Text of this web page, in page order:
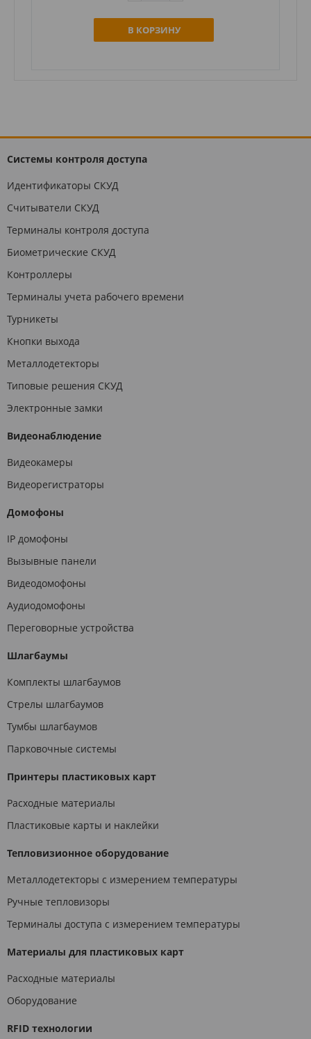
В КОРЗИНУ
Системы контроля доступа
Идентификаторы СКУД
Считыватели СКУД
Терминалы контроля доступа
Биометрические СКУД
Контроллеры
Терминалы учета рабочего времени
Турникеты
Кнопки выхода
Металлодетекторы
Типовые решения СКУД
Электронные замки
Видеонаблюдение
Видеокамеры
Видеорегистраторы
Домофоны
IP домофоны
Вызывные панели
Видеодомофоны
Аудиодомофоны
Переговорные устройства
Шлагбаумы
Комплекты шлагбаумов
Стрелы шлагбаумов
Тумбы шлагбаумов
Парковочные системы
Принтеры пластиковых карт
Расходные материалы
Пластиковые карты и наклейки
Тепловизионное оборудование
Металлодетекторы с измерением температуры
Ручные тепловизоры
Терминалы доступа с измерением температуры
Материалы для пластиковых карт
Расходные материалы
Оборудование
RFID технологии